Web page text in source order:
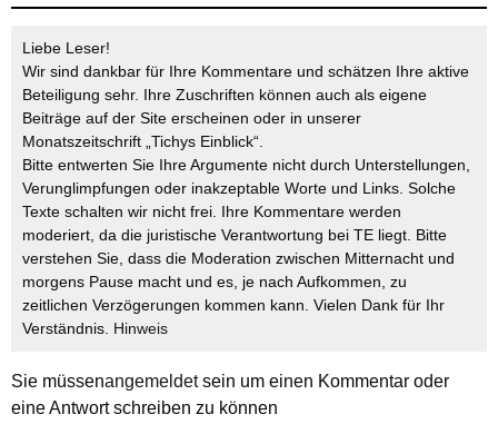
Liebe Leser!
Wir sind dankbar für Ihre Kommentare und schätzen Ihre aktive
Beteiligung sehr. Ihre Zuschriften können auch als eigene
Beiträge auf der Site erscheinen oder in unserer
Monatszeitschrift „Tichys Einblick“.
Bitte entwerten Sie Ihre Argumente nicht durch Unterstellungen,
Verunglimpfungen oder inakzeptable Worte und Links. Solche
Texte schalten wir nicht frei. Ihre Kommentare werden
moderiert, da die juristische Verantwortung bei TE liegt. Bitte
verstehen Sie, dass die Moderation zwischen Mitternacht und
morgens Pause macht und es, je nach Aufkommen, zu
zeitlichen Verzögerungen kommen kann. Vielen Dank für Ihr
Verständnis. Hinweis
Sie müssenangemeldetsein um einen Kommentar oder
eine Antwort schreiben zu können